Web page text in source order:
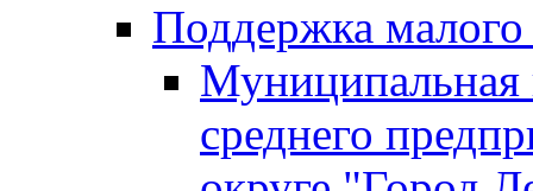
Поддержка малого
Муниципальная
среднего